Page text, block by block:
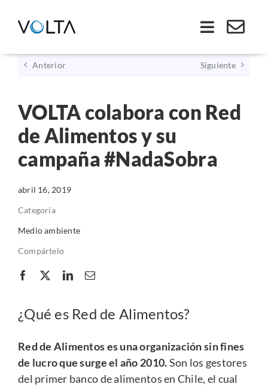
Toggle
Inicio
Somos VOLTA
Soluciones
Ley REP
Productos
Anterior Siguiente
VOLTA colabora con Red
de Alimentos y su
campaña #NadaSobra
abril 16, 2019
Categoría
Medio ambiente
Compártelo
¿Qué es Red de Alimentos?
Red de Alimentos es una organización sin fines
de lucro que surge el año 2010.Son los gestores
del primer banco de alimentos en Chile, el cual